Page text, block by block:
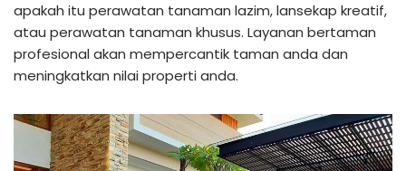
apakah itu perawatan tanaman lazim, lansekap kreatif,
atau perawatan tanaman khusus. Layanan bertaman
profesional akan mempercantik taman anda dan
meningkatkan nilai properti anda.